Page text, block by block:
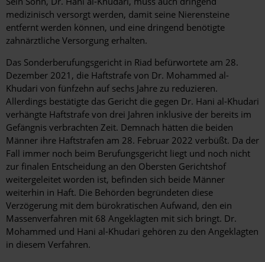
medizinisch versorgt werden, damit seine Nierensteine
entfernt werden können, und eine dringend benötigte
zahnärztliche Versorgung erhalten.
Das Sonderberufungsgericht in Riad befürwortete am 28.
Dezember 2021, die Haftstrafe von Dr. Mohammed al-
Khudari von fünfzehn auf sechs Jahre zu reduzieren.
Allerdings bestätigte das Gericht die gegen Dr. Hani al-Khudari
verhängte Haftstrafe von drei Jahren inklusive der bereits im
Gefängnis verbrachten Zeit. Demnach hätten die beiden
Männer ihre Haftstrafen am 28. Februar 2022 verbüßt. Da der
Fall immer noch beim Berufungsgericht liegt und noch nicht
zur finalen Entscheidung an den Obersten Gerichtshof
weitergeleitet worden ist, befinden sich beide Männer
weiterhin in Haft. Die Behörden begründeten diese
Verzögerung mit dem bürokratischen Aufwand, den ein
Massenverfahren mit 68 Angeklagten mit sich bringt. Dr.
Mohammed und Hani al-Khudari gehören zu den Angeklagten
in diesem Verfahren.